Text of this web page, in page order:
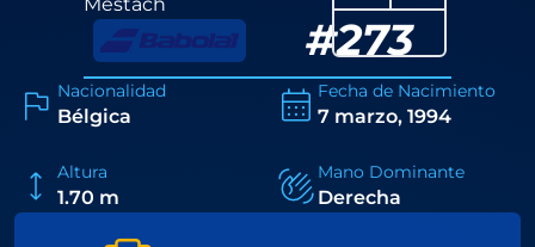
#273
Nacionalidad
Bélgica
Fecha de Nacimiento
7 marzo, 1994
Altura
1.70 m
Mano Dominante
Derecha